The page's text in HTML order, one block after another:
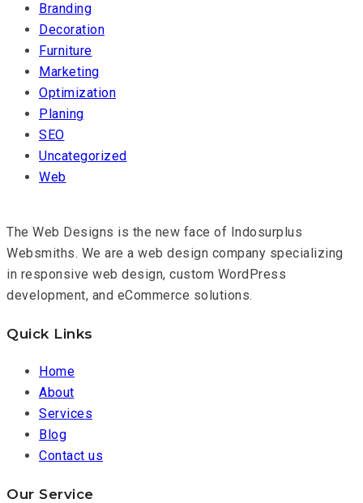
Branding
Decoration
Furniture
Marketing
Optimization
Planing
SEO
Uncategorized
Web
The Web Designs is the new face of Indosurplus
Websmiths. We are a web design company specializing
in responsive web design, custom WordPress
development, and eCommerce solutions.
Quick Links
Home
About
Services
Blog
Contact us
Our Service